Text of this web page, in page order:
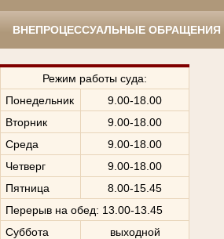
ВНЕПРОЦЕССУАЛЬНЫЕ ОБРАЩЕНИЯ
Режим работы суда:
Понедельник
9.00-18.00
Вторник
9.00-18.00
Среда
9.00-18.00
Четверг
9.00-18.00
Пятница
8.00-15.45
Перерыв на обед: 13.00-13.45
Суббота
выходной